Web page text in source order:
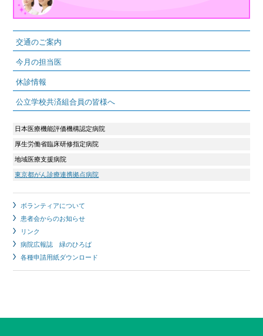
交通のご案内
今月の担当医
休診情報
公立学校共済組合員の皆様へ
日本医療機能評価機構認定病院
厚生労働省臨床研修指定病院
地域医療支援病院
東京都がん診療連携拠点病院
ボランティアについて
患者会からのお知らせ
リンク
病院広報誌 緑のひろば
各種申請用紙ダウンロード